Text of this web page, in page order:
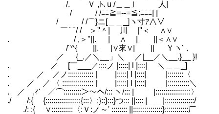
/. Ｖ ,ﾄ､u /＿＿｣ 人| 魔術師でも魔法使い
/ / /ﾆﾆ≧=--=≦:ﾆﾆﾆ| |
/ / /⌒}ニ[＿＿_]ヽ寸ｱ∧∨ よくマス
￣⌒/ / ＞''＾| 川 |''＜ ∧∨
. / ,＞''||. | ∧ | ||＜∧∨
/''^{ ||. |∨來∨| || Ｙヽ'，
／ {_.／＼__」＼ ／|__／＼__.}__ }!
. ／ [￣___／::::ノ |:::::| l |::::| ＼＿＿_]
. ／ ／ノ::::::::::::: | |:::::| l |::::| |::::::::〈
. ／ ／ 〈 :::::::::::::::: | |:::::| l |::::| |:::::::::::＼
. ／ ,ｨ' ／⌒:::::::::＞～ヘ/::: ヽ/::: | |::::::::::::::::::〉
./ /:{ {::::::::::::::::::{:::〉:}::}:::}つ::: ||:::: |＿＿|:::::::::::::::/
./: :{ ∨:::::::::::〈:Ｖ:ノ～' :::::::: ||:::::::::::::::}::::::::::::厂